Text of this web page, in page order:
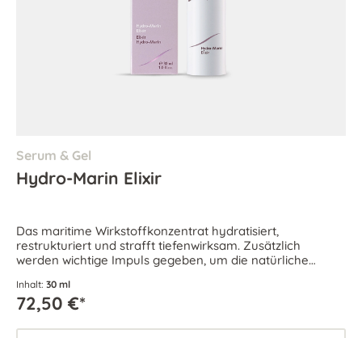
Serum & Gel
Hydro-Marin Elixir
Das maritime Wirkstoffkonzentrat hydratisiert,
restrukturiert und strafft tiefenwirksam. Zusätzlich
werden wichtige Impuls gegeben, um die natürliche
Inhalt: 30 ml
72,50 €*